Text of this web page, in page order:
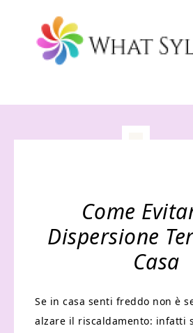
Come
Dispersione
Casa
Se in casa senti freddo non è
alzare il riscaldamento: infatti